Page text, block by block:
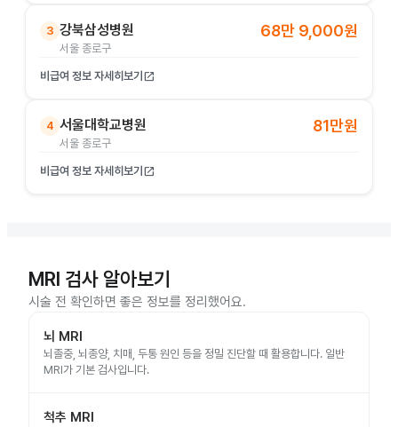
3 강북삼성병원
서울 종로구
68만 9,000원
비급여 정보 자세히보기 open_in_new
4 서울대학교병원
서울 종로구
81만원
비급여 정보 자세히보기 open_in_new
MRI 검사 알아보기
시술 전 확인하면 좋은 정보를 정리했어요.
뇌 MRI
뇌졸중, 뇌종양, 치매, 두통 원인 등을 정밀 진단할 때 활용합니다. 일반
MRI가 기본 검사입니다.
척추 MRI